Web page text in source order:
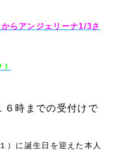
らアンジェリーナ1/3さ
時までの受付けで
）に誕生日を迎えた本人